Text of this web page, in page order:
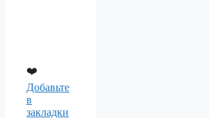
❤️
Добавьте
в
закладки